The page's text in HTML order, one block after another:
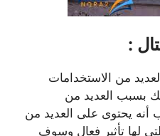
:
من الاستخدامات
بسبب العديد من
أنه يحتوى على العديد من
لها تأثير فعال وسوف